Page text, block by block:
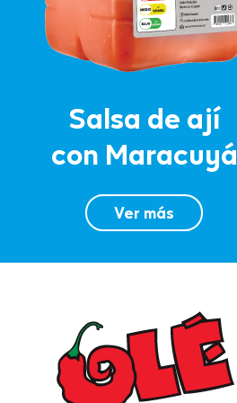
Salsa de ají
con Maracuyá
Ver más